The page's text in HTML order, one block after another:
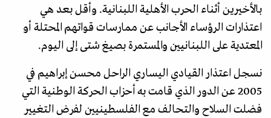
بالأخيرين أثناء الحرب الأهلية اللبنانية. وأقل بعد هي
اعتذارات الرؤساء الأجانب عن ممارسات قواتهم المحتلة أو
المعتدية على اللبنانيين والمستمرة بصيغ شتى إلى اليوم.
نسجل اعتذار القيادي اليساري الراحل محسن إبراهيم في
2005 عن الدور الذي قامت به أحزاب الحركة الوطنية التي
فضلت السلاح والتحالف مع الفلسطينيين لفرض التغيير